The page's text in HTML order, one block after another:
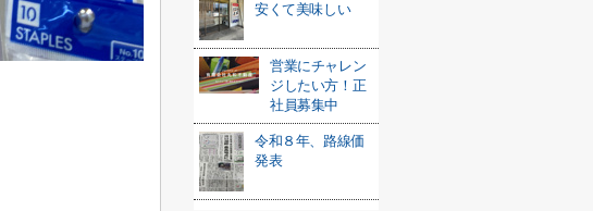
安くて美味しい
営業にチャレン
ジしたい方！正
社員募集中
令和８年、路線価
発表